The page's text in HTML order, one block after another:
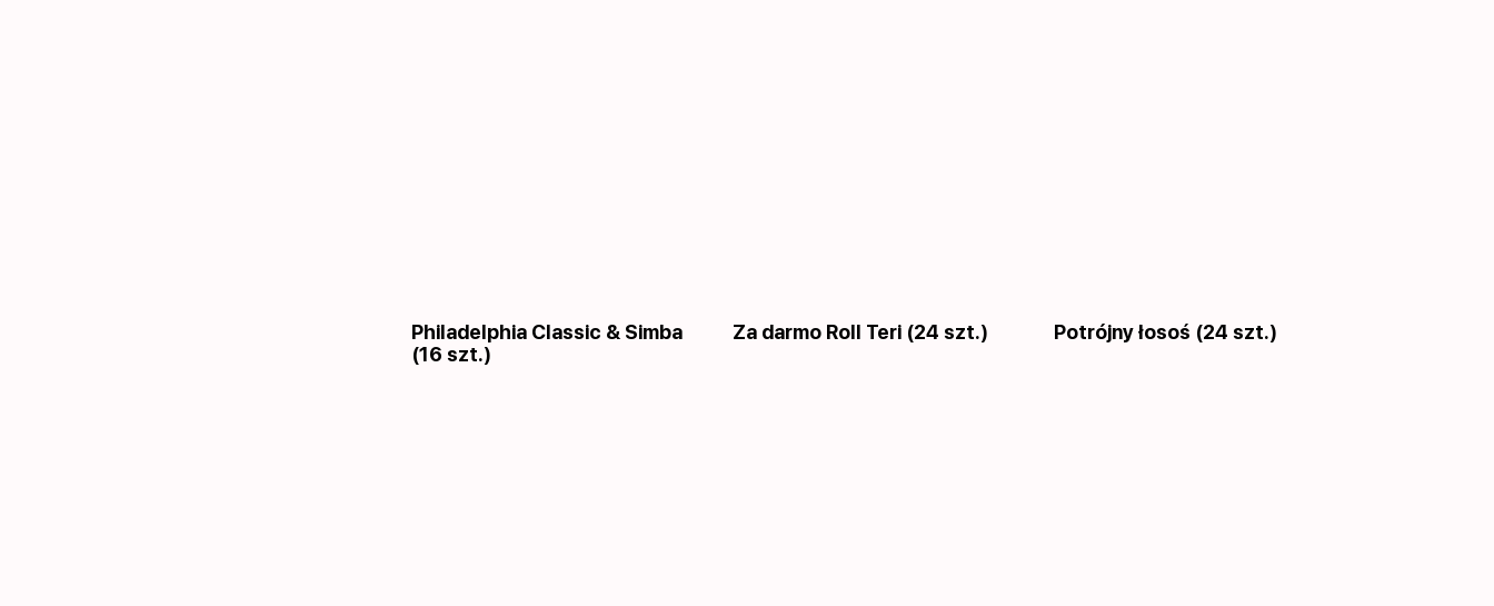
Philadelphia Сlassic & Simba
(16 szt.)
Za darmo Roll Teri (24 szt.) Potrójny łosoś (24 szt.)